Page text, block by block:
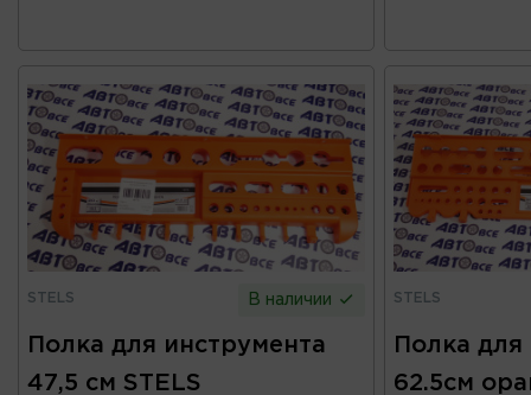
STELS В наличии
Полка для инструмента
47,5 см STELS
STELS
Полка для
62.5см